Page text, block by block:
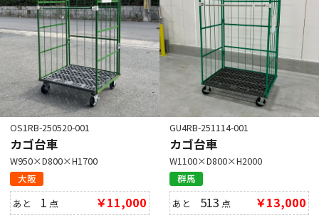
OS1RB-250520-001
カゴ台車
W950×D800×H1700
大阪
あと 1 点 ￥11,000
GU4RB-251114-001
カゴ台車
W1100×D800×H2000
群馬
あと 513 点 ￥13,000